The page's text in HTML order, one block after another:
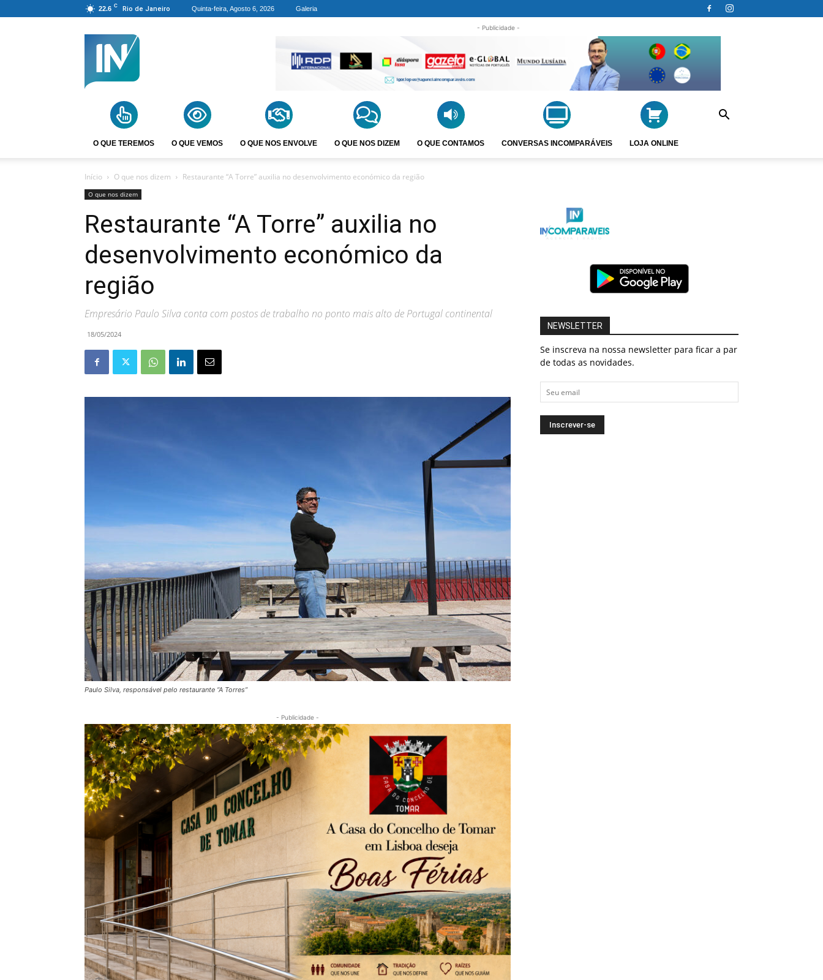
22.6 C Rio de Janeiro Quinta-feira, Agosto 6, 2026 Galeria
- Publicidade -
O QUE TEREMOS O QUE VEMOS O QUE NOS ENVOLVE O QUE NOS DIZEM O QUE CONTAMOS CONVERSAS INCOMPARÁVEIS LOJA ONLINE
Início O que nos dizem Restaurante “A Torre” auxilia no desenvolvimento económico da região
O que nos dizem
Restaurante “A Torre” auxilia no
desenvolvimento económico da
região
Empresário Paulo Silva conta com postos de trabalho no ponto mais alto de Portugal continental
18/05/2024
Paulo Silva, responsável pelo restaurante “A Torres”
- Publicidade -
NEWSLETTER
Se inscreva na nossa newsletter para ficar a par
de todas as novidades.